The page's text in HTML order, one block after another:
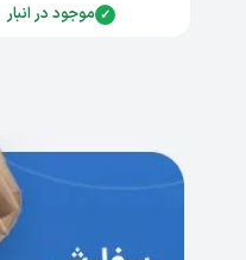
موجود در انبار